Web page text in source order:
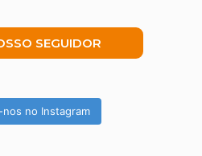
SEGUIDOR
nos no Instagram